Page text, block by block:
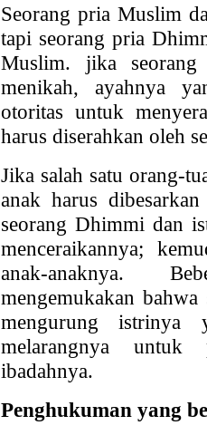
Seorang pria Muslim
tapi seorang pria
Muslim. jika
menikah, ayahnya
otoritas untuk
harus diserahkan oleh
Jika salah satu orang-
anak harus
seorang Dhimmi dan
menceraikannya;
anak-anaknya.
mengemukakan
mengurung
melarangnya untuk
ibadahnya.
Penghukuman yang